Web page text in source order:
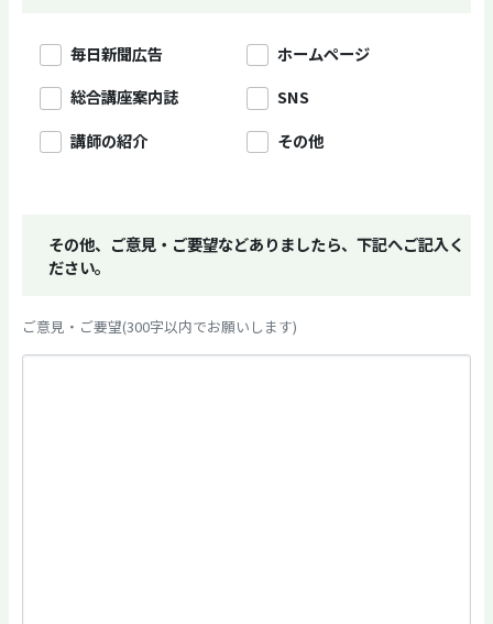
毎日新聞広告
ホームページ
総合講座案内誌
SNS
講師の紹介
その他
その他、ご意見・ご要望などありましたら、下記へご記入く
ださい。
ご意見・ご要望(300字以内でお願いします)